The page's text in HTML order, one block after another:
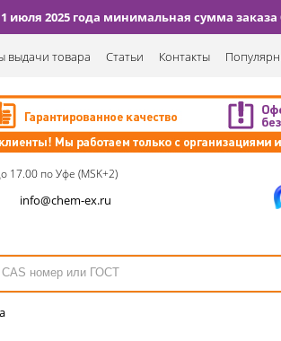
2025 года минимальная сумма заказа
выдачи товара Статьи Контакты
17.00 по Уфе (MSK+2)
info@chem-ex.ru